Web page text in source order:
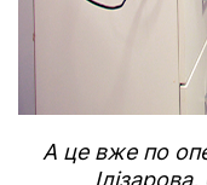
А це вже по